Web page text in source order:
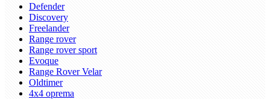
Defender
Discovery
Freelander
Range rover
Range rover sport
Evoque
Range Rover Velar
Oldtimer
4x4 oprema